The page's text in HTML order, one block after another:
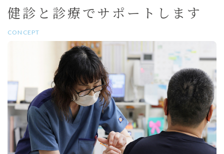
健診と診療でサポートします
CONCEPT